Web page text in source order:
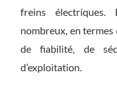
freins électriques.
nombreux, en termes
de fiabilité, de
d’exploitation.